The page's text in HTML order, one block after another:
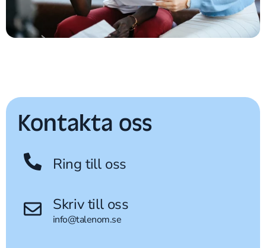
Kontakta oss
Ring till oss
Skriv till oss
info@talenom.se